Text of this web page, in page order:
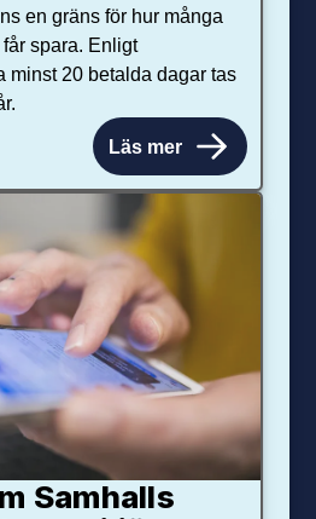
en gräns för hur många
spara. Enligt
minst 20 betalda dagar tas
Läs mer
Samhalls